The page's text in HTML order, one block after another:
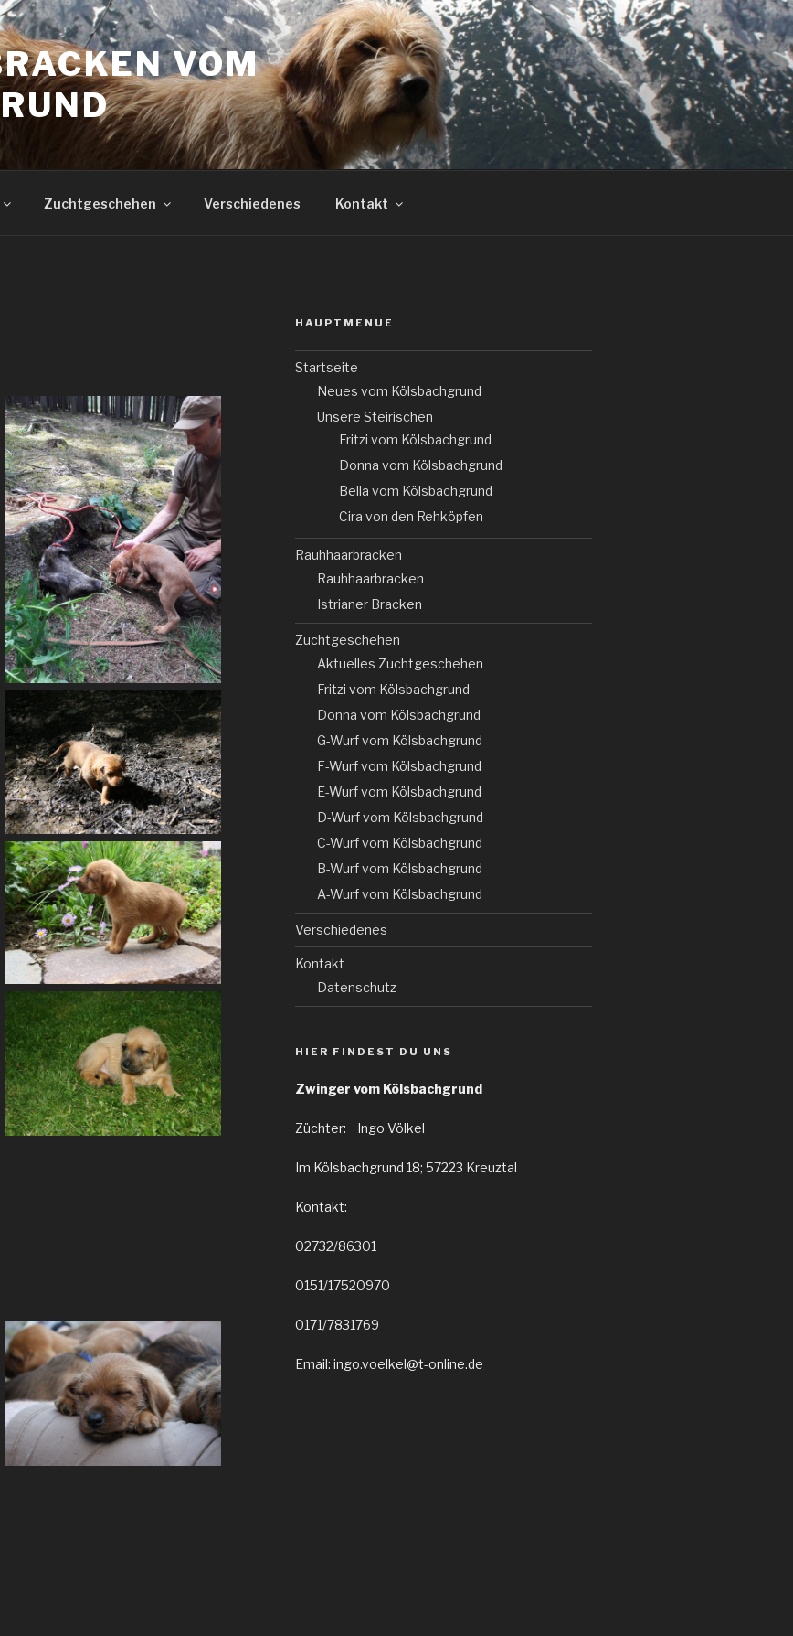
VOM
Zuchtgeschehen Verschiedenes Kontakt
HAUPTMENUE
Startseite
Neues vom Kölsbachgrund
Unsere Steirischen
Fritzi vom Kölsbachgrund
Donna vom Kölsbachgrund
Bella vom Kölsbachgrund
Cira von den Rehköpfen
Rauhhaarbracken
Rauhhaarbracken
Istrianer Bracken
Zuchtgeschehen
Aktuelles Zuchtgeschehen
Fritzi vom Kölsbachgrund
Donna vom Kölsbachgrund
G-Wurf vom Kölsbachgrund
F-Wurf vom Kölsbachgrund
E-Wurf vom Kölsbachgrund
D-Wurf vom Kölsbachgrund
C-Wurf vom Kölsbachgrund
B-Wurf vom Kölsbachgrund
A-Wurf vom Kölsbachgrund
Verschiedenes
Kontakt
Datenschutz
HIER FINDEST DU UNS
Zwinger vom Kölsbachgrund
Züchter: Ingo Völkel
Im Kölsbachgrund 18; 57223 Kreuztal
Kontakt:
02732/86301
0151/17520970
0171/7831769
Email: ingo.voelkel@t-online.de